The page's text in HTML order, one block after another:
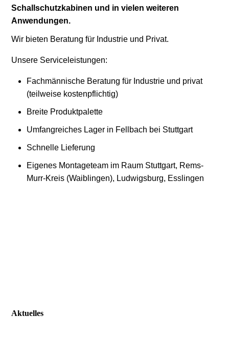
Schallschutzkabinen und in vielen weiteren
Anwendungen.
Wir bieten Beratung für Industrie und Privat.
Unsere Serviceleistungen:
Fachmännische Beratung für Industrie und privat
(teilweise kostenpflichtig)
Breite Produktpalette
Umfangreiches Lager in Fellbach bei Stuttgart
Schnelle Lieferung
Eigenes Montageteam im Raum Stuttgart, Rems-
Murr-Kreis (Waiblingen), Ludwigsburg, Esslingen
Aktuelles